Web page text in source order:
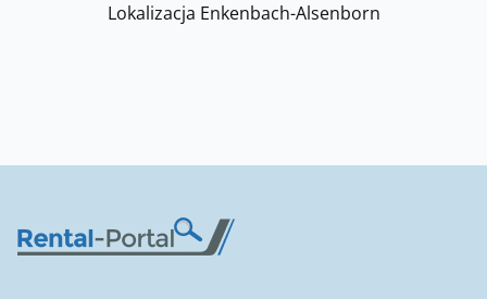
Lokalizacja Enkenbach-Alsenborn